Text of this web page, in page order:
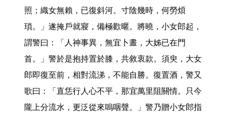
照；織女無賴，已復斜河。寸陰幾時，何勞煩
瑣。」遂掩戶就寢，備極歡暱。將曉，小女郎起，
謂警曰：「人神事異，無宜卜晝，大姊已在門
首。」警於是抱持置於膝，共敘衷款。須臾，大女
郎即復至前，相對流涕，不能自勝。復置酒，警又
歌曰：「直恁行人心不平，那宜萬里阻關情。只今
隴上分流水，更泛從來嗚咽聲。」警乃贈小女郎指